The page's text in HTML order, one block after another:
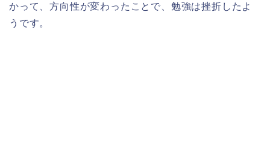
かって、方向性が変わったことで、勉強は挫折したよ
うです。